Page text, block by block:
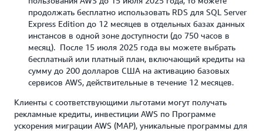
продолжать бесплатно использовать RDS для SQL Server
Express Edition до 12 месяцев в отдельных базах данных
инстансов в одной зоне доступности (до 750 часов в
месяц). После 15 июля 2025 года вы можете выбрать
бесплатный или платный план, включающий кредиты на
сумму до 200 долларов США на активацию базовых
сервисов AWS, действительные в течение 12 месяцев.
Клиенты с соответствующими льготами могут получать
рекламные кредиты, инвестиции AWS по Программе
ускорения миграции AWS (MAP), уникальные программы для